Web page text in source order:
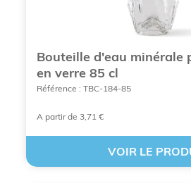
Bouteille d'eau minérale
en verre 85 cl
Référence : TBC-184-85
A partir de 3,71 €
VOIR LE